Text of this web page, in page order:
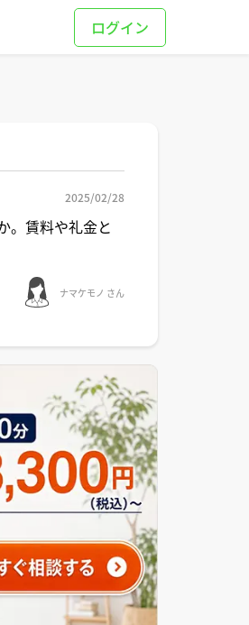
2025/02/28
。賃料や礼金と
ナマケモノ さん